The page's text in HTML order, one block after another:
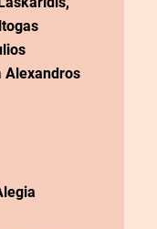
Alexandros